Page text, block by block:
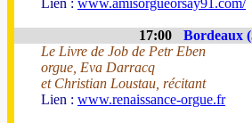
Lien : www.amisorgueorsay91.com/
17:00 Bordeaux
Le Livre de Job de Petr Eben
orgue, Eva Darracq
et Christian Loustau, récitant
Lien : www.renaissance-orgue.fr